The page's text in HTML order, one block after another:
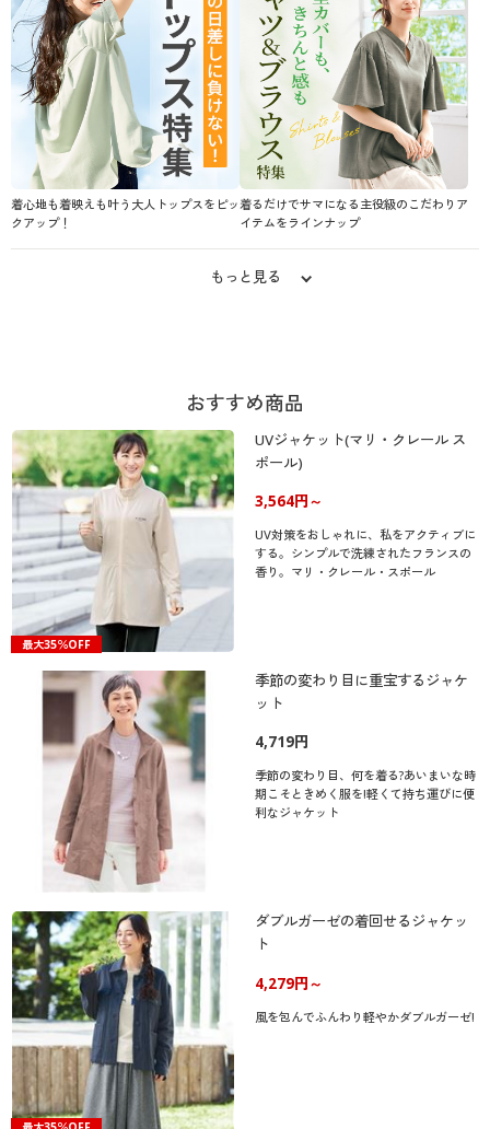
着心地も着映えも叶う大人トップスをピッ
クアップ！
着るだけでサマになる主役級のこだわりア
イテムをラインナップ
もっと見る
おすすめ商品
最大35％OFF
UVジャケット(マリ・クレール ス
ポール)
3,564円～
UV対策をおしゃれに、私をアクティブに
する。シンプルで洗練されたフランスの
香り。マリ・クレール・スポール
季節の変わり目に重宝するジャケ
ット
4,719円
季節の変わり目、何を着る?あいまいな時
期こそときめく服を!軽くて持ち運びに便
利なジャケット
ダブルガーゼの着回せるジャケッ
ト
4,279円～
風を包んでふんわり軽やかダブルガーゼ!